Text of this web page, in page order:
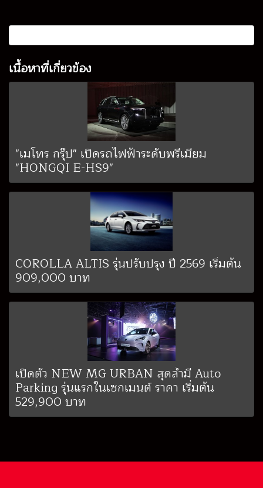
เนื้อหาที่เกี่ยวข้อง
"เมโทร กรุ๊ป" เปิดรถไฟฟ้าระดับพรีเมียม
"HONGQI E-HS9"
COROLLA ALTIS รุ่นปรับปรุง ปี 2569 เริ่มต้น
909,000 บาท
เปิดตัว NEW MG URBAN สุดล้ำมี Auto
Parking รุ่นแรกในเซกเมนต์ ราคา เริ่มต้น
529,900 บาท